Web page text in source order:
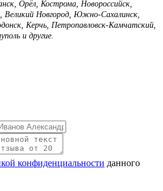
Орёл, Кострома, Новороссийск,
Великий Новгород, Южно-Сахалинск,
Керчь, Петропавловск-Камчатский,
и другие.
конфиденциальности данного